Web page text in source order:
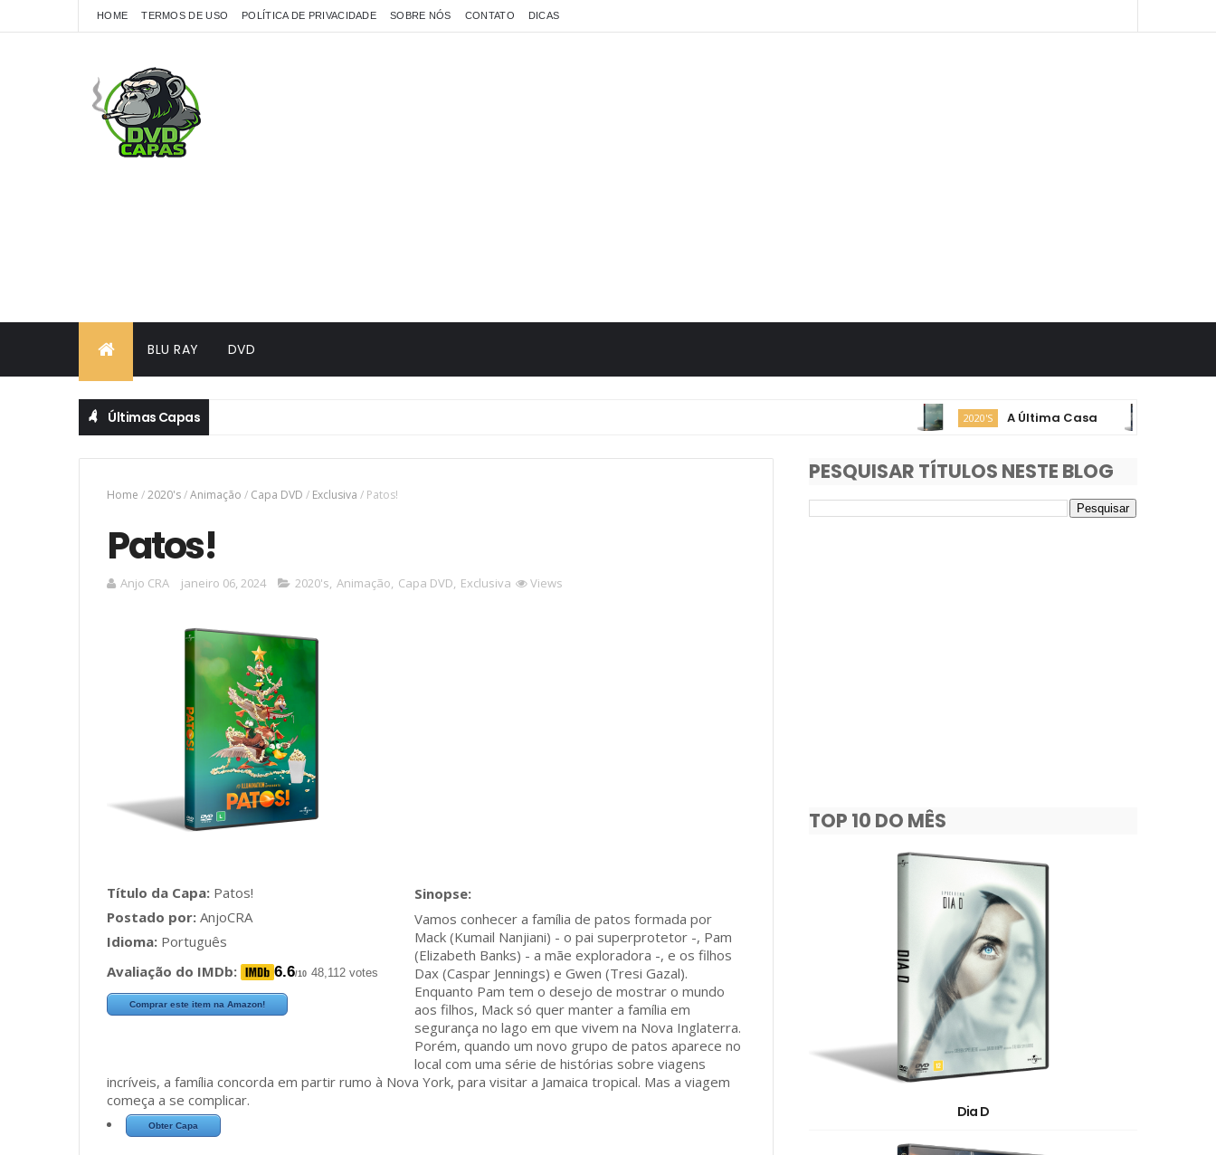
HOME TERMOS DE USO POLÍTICA DE PRIVACIDADE SOBRE NÓS CONTATO DICAS
BLU RAY DVD
Últimas Capas 2020'S A Última Casa 2020'S
Home /2020's/Animação / Capa DVD / Exclusiva / Patos!
Patos!
Anjo CRA janeiro 06, 2024 2020's, Animação, Capa DVD, Exclusiva Views
Título da Capa: Patos!
Postado por: AnjoCRA
Idioma: Português
Avaliação do IMDb:
6.6/10 48,112 votes
Comprar este item na Amazon!
Vamos conhecer a família de patos formada por
Mack (Kumail Nanjiani) - o pai superprotetor -, Pam
(Elizabeth Banks) - a mãe exploradora -, e os filhos
Dax (Caspar Jennings) e Gwen (Tresi Gazal).
Enquanto Pam tem o desejo de mostrar o mundo
aos filhos, Mack só quer manter a família em
segurança no lago em que vivem na Nova Inglaterra.
Porém, quando um novo grupo de patos aparece no
local com uma série de histórias sobre viagens
incríveis, a família concorda em partir rumo à Nova York, para visitar a Jamaica tropical. Mas a viagem
começa a se complicar.
Obter Capa
PESQUISAR TÍTULOS NESTE BLOG
TOP 10 DO MÊS
Dia D